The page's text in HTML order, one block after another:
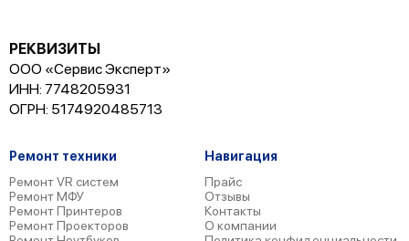
РЕКВИЗИТЫ
ООО «Сервис Эксперт»
ИНН: 7748205931
ОГРН: 5174920485713
Ремонт техники
Ремонт VR систем
Ремонт МФУ
Ремонт Принтеров
Ремонт Проекторов
Навигация
Прайс
Отзывы
Контакты
О компании